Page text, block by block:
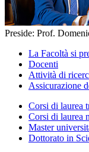
Preside: Prof.
La Facoltà si
Docenti
Attività di
Assicurazione
Corsi di laurea
Corsi di laurea
Master
Dottorato in